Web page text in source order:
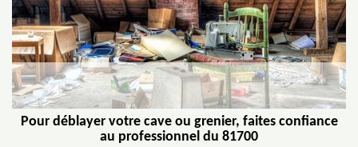
Pour déblayer votre cave ou grenier, faites confiance
au professionnel du 81700